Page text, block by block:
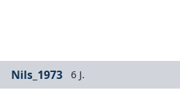
Nils_1973 6 J.